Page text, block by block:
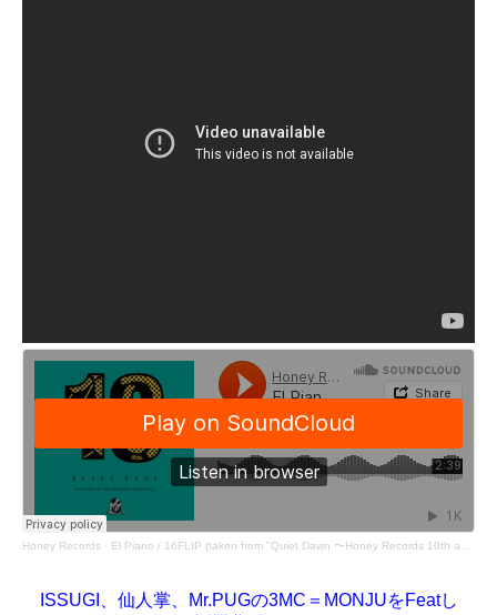
Honey Records · El Piano / 16FLIP (taken from "Quiet Dawn 〜Honey Records 10th anniv. compilation")
ISSUGI、仙人掌、Mr.PUGの3MC＝MONJUをFeatし